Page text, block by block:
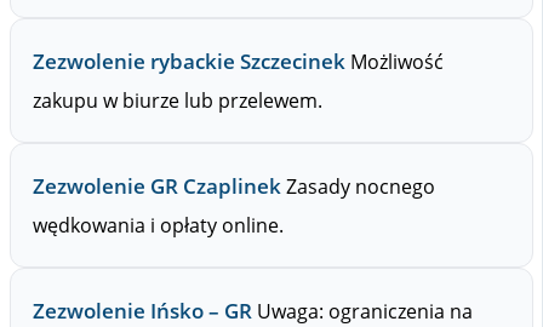
Zezwolenie rybackie Szczecinek Możliwość
zakupu w biurze lub przelewem.
Zezwolenie GR CzaplinekZasady nocnego
wędkowania i opłaty online.
Zezwolenie Ińsko – GR Uwaga: ograniczenia na